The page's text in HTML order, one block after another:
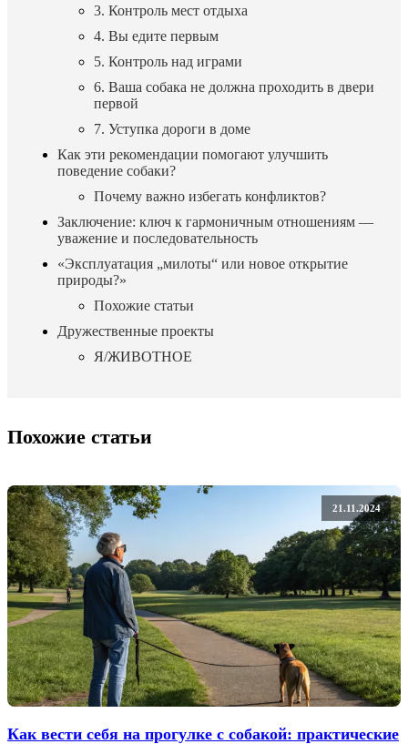
3. Контроль мест отдыха
4. Вы едите первым
5. Контроль над играми
6. Ваша собака не должна проходить в двери
первой
7. Уступка дороги в доме
Как эти рекомендации помогают улучшить
поведение собаки?
Почему важно избегать конфликтов?
Заключение: ключ к гармоничным отношениям —
уважение и последовательность
«Эксплуатация „милоты“ или новое открытие
природы?»
Похожие статьи
Дружественные проекты
Я/ЖИВОТНОЕ
Похожие статьи
21.11.2024
Как вести себя на прогулке с собакой: практические